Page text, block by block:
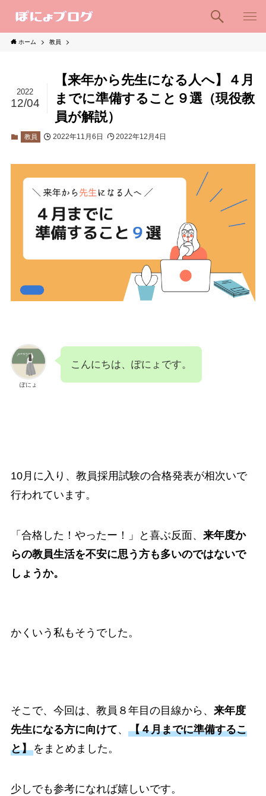
ホーム 教員
【来年から先生になる人へ】４月
までに準備すること９選（現役教
員が解説）
2022
12/04
教員 2022年11月6日 2022年12月4日
ぽにょ
こんにちは、ぽにょです。
10月に入り、教員採用試験の合格発表が相次いで
行われています。
「合格した！やったー！」と喜ぶ反面、 来年度か
らの教員生活を不安に思う方も多いのではないで
しょうか。
かくいう私もそうでした。
そこで、今回は、教員８年目の目線から、 来年度
先生になる方に向けて、 【４月までに準備するこ
と】をまとめました。
少しでも参考になれば嬉しいです。